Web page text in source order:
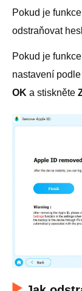
Pokud je
odstraňovat
Pokud je
nastavení
OK a stiskněte